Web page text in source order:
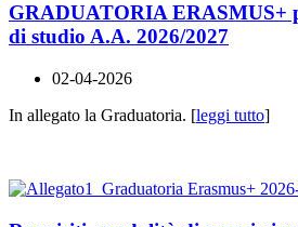
GRADUATORIA ERASMUS+
di studio A.A. 2026/2027
02-04-2026
In allegato la Graduatoria. [leggi tutto]